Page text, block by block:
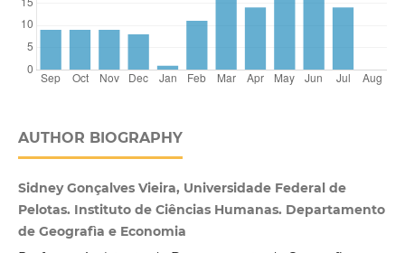
AUTHOR BIOGRAPHY
Sidney Gonçalves Vieira, Universidade Federal de
Pelotas. Instituto de Ciências Humanas. Departamento
de Geografìa e Economia